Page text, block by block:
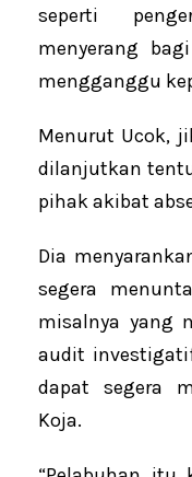
seperti
menyerang
mengganggu
Menurut Ucok,
dilanjutkan
pihak akibat
Dia
segera
misalnya yang
audit
dapat segera
Koja.